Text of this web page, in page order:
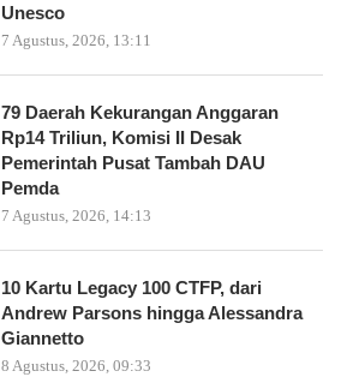
Unesco
7 Agustus, 2026, 13:11
79 Daerah Kekurangan Anggaran
Rp14 Triliun, Komisi II Desak
Pemerintah Pusat Tambah DAU
Pemda
7 Agustus, 2026, 14:13
10 Kartu Legacy 100 CTFP, dari
Andrew Parsons hingga Alessandra
Giannetto
8 Agustus, 2026, 09:33